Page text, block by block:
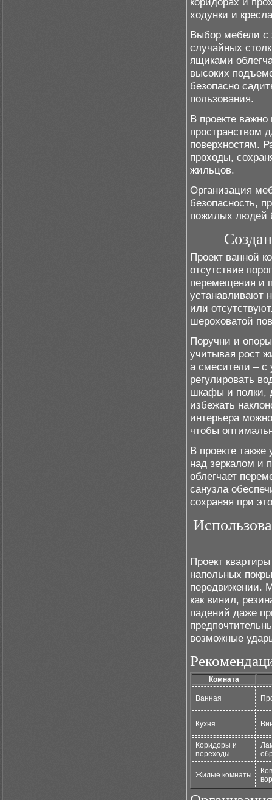
ходунки и
Выбор мебели с
случайных
ящиками
высоких
безопасно
пользования.
В проекте
пространством
поверхностям.
проходы,
жильцов.
Организация
безопасность,
пожилых людей
Проект ванной
отсутствие
перемещения и
устанавливают
или
шероховатой
Поручни и
учитывая рост
а смесители –
регулировать
шкафы и полки,
избежать
интерьера
чтобы
В проекте
над зеркалом и
облегчает
санузла
сохраняя при
Проект
напольных
передвижении.
как винил,
падений даже
возможные
Комната
Ванная
Кухня
Коридоры и
переходы
Жилые комнаты